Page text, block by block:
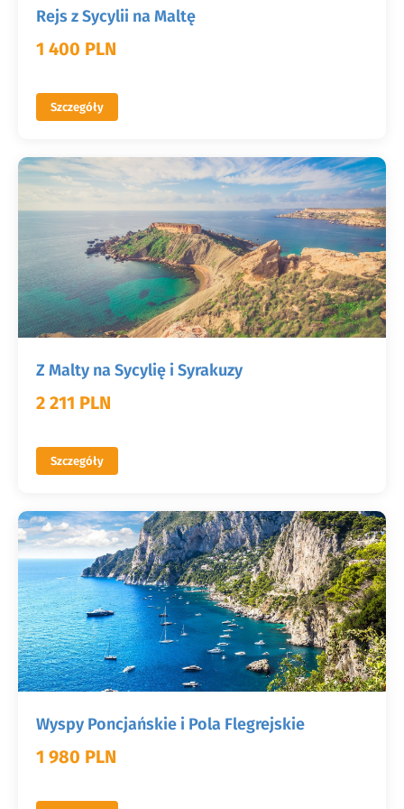
Rejs z Sycylii na Maltę
1 400 PLN
Szczegóły
Z Malty na Sycylię i Syrakuzy
2 211 PLN
Szczegóły
Wyspy Poncjańskie i Pola Flegrejskie
1 980 PLN